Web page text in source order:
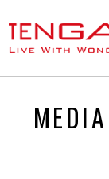
MEDIA